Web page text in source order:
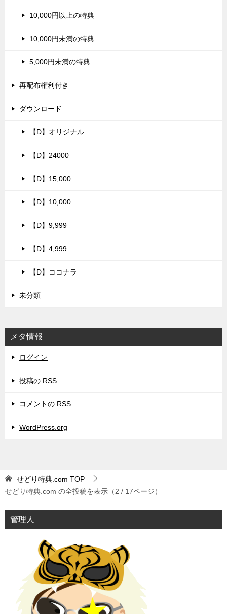
10,000円以上の特典
10,000円未満の特典
5,000円未満の特典
再配布権利付き
ダウンロード
【D】オリジナル
【D】24000
【D】15,000
【D】10,000
【D】9,999
【D】4,999
【D】ココナラ
未分類
メタ情報
ログイン
投稿の RSS
コメントの RSS
WordPress.org
せどり特典.com TOP
せどり特典.com の全投稿を表示（2 / 17ページ）
管理人